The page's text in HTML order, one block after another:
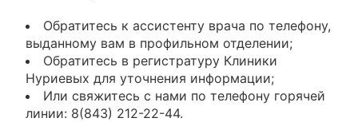
Обратитесь к ассистенту врача по телефону,
выданному вам в профильном отделении;
Обратитесь в регистратуру Клиники
Нуриевых для уточнения информации;
Или свяжитесь с нами по телефону горячей
линии: 8(843) 212-22-44.